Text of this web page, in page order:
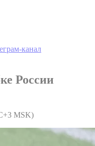
канал
России
MSK)